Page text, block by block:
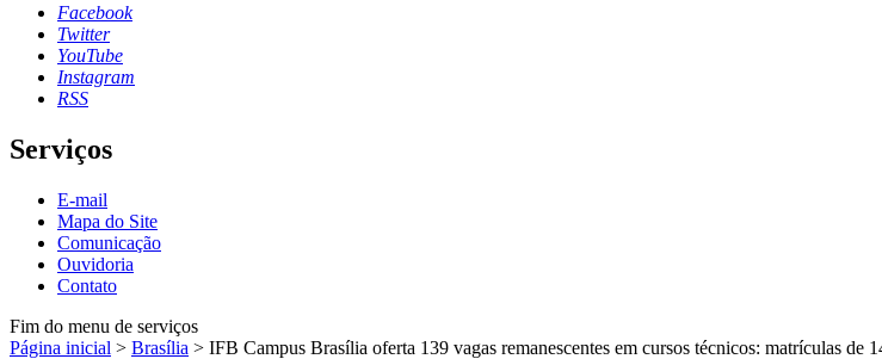
Facebook
Twitter
YouTube
Instagram
RSS
Serviços
E-mail
Mapa do Site
Comunicação
Ouvidoria
Contato
Fim do menu de serviços
Página inicial > Brasília > IFB Campus Brasília oferta 139 vagas remanescentes em cursos técnicos: matrículas de